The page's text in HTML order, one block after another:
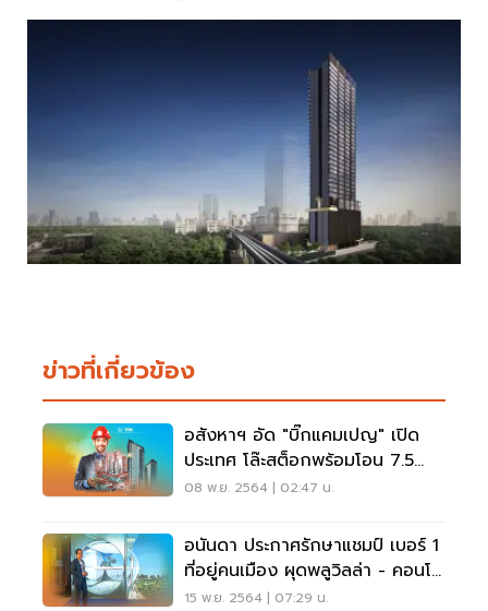
ข่าวที่เกี่ยวข้อง
อสังหาฯ อัด "บิ๊กแคมเปญ" เปิด
ประเทศ โล๊ะสต็อกพร้อมโอน 7.5
แสนล.
08 พ.ย. 2564 | 02:47 น.
อนันดา ประกาศรักษาแชมป์ เบอร์ 1
ที่อยู่คนเมือง ผุดพลูวิลล่า - คอนโด
หรูลอยฟ้า
15 พ.ย. 2564 | 07:29 น.